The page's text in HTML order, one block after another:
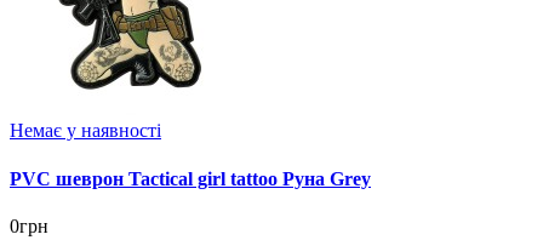
Немає у наявності
PVC шеврон Tactical girl tattoo Руна Grey
0грн